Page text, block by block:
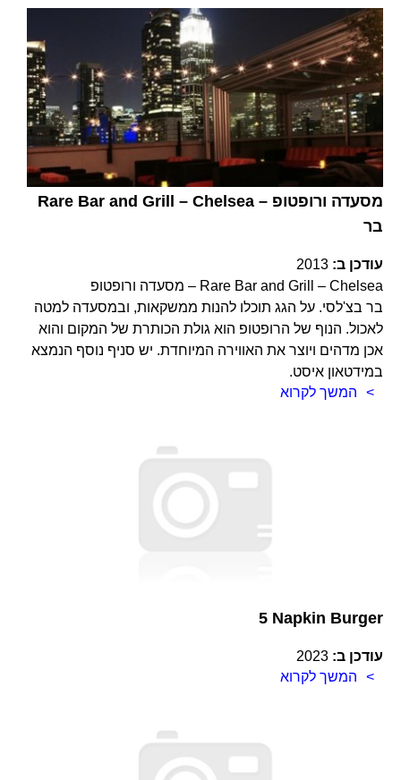
Rare Bar and Grill – Chelsea – מסעדה ורופטופ
בר
עודכן ב: 2013
Rare Bar and Grill – Chelsea – מסעדה ורופטופ
בר בצ'לסי. על הגג תוכלו להנות ממשקאות, ובמסעדה למטה
לאכול. הנוף של הרופטופ הוא גולת הכותרת של המקום והוא
אכן מדהים ויוצר את האווירה המיוחדת. יש סניף נוסף הנמצא
במידטאון איסט.
המשך לקרוא
5 Napkin Burger
עודכן ב: 2023
המשך לקרוא